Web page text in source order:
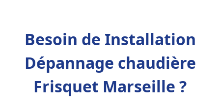
Besoin de Installation
Dépannage chaudière
Frisquet Marseille ?